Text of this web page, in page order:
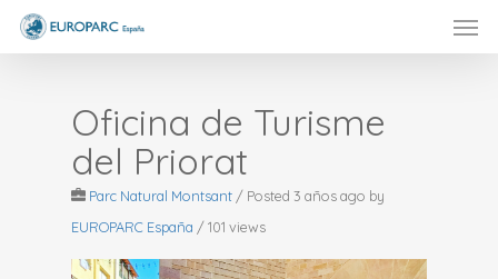
Skip
Oficina de Turisme
del Priorat
Parc Natural Montsant / Posted 3 años ago by
EUROPARC España / 101 views